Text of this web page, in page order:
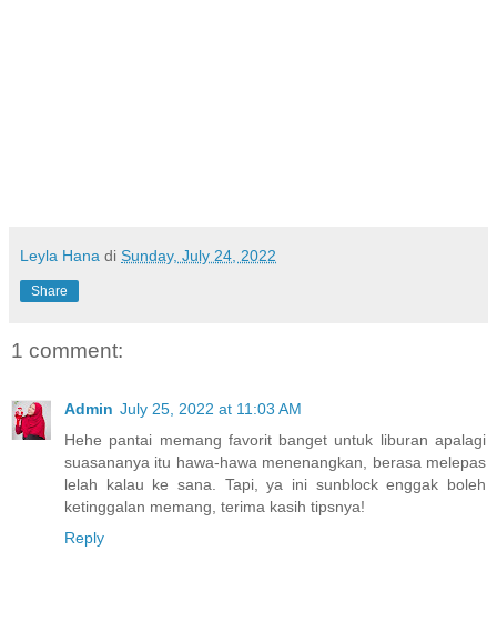
Leyla Hana di Sunday, July 24, 2022
Share
1 comment:
Admin July 25, 2022 at 11:03 AM
Hehe pantai memang favorit banget untuk liburan apalagi
suasananya itu hawa-hawa menenangkan, berasa melepas
lelah kalau ke sana. Tapi, ya ini sunblock enggak boleh
ketinggalan memang, terima kasih tipsnya!
Reply